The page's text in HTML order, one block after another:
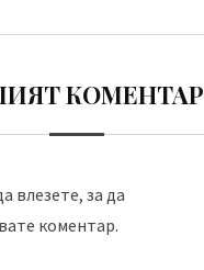
КОМЕНТАР
влезете, за да
коментар.